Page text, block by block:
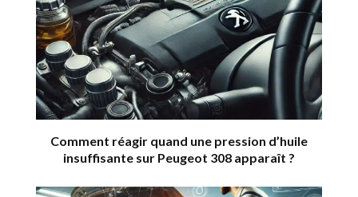
Comment réagir quand une pression d’huile
insuffisante sur Peugeot 308 apparaît ?